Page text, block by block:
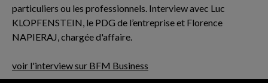
particuliers ou les professionnels. Interview avec Luc
KLOPFENSTEIN, le PDG de l’entreprise et Florence
NAPIERAJ, chargée d'affaire.
voir l'interview sur BFM Business